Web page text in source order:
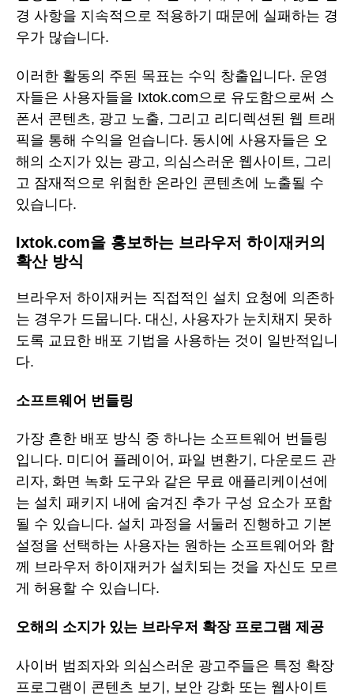
경 사항을 지속적으로 적용하기 때문에 실패하는 경
우가 많습니다.
이러한 활동의 주된 목표는 수익 창출입니다. 운영
자들은 사용자들을 Ixtok.com으로 유도함으로써 스
폰서 콘텐츠, 광고 노출, 그리고 리디렉션된 웹 트래
픽을 통해 수익을 얻습니다. 동시에 사용자들은 오
해의 소지가 있는 광고, 의심스러운 웹사이트, 그리
고 잠재적으로 위험한 온라인 콘텐츠에 노출될 수
있습니다.
Ixtok.com을 홍보하는 브라우저 하이재커의
확산 방식
브라우저 하이재커는 직접적인 설치 요청에 의존하
는 경우가 드뭅니다. 대신, 사용자가 눈치채지 못하
도록 교묘한 배포 기법을 사용하는 것이 일반적입니
다.
소프트웨어 번들링
가장 흔한 배포 방식 중 하나는 소프트웨어 번들링
입니다. 미디어 플레이어, 파일 변환기, 다운로드 관
리자, 화면 녹화 도구와 같은 무료 애플리케이션에
는 설치 패키지 내에 숨겨진 추가 구성 요소가 포함
될 수 있습니다. 설치 과정을 서둘러 진행하고 기본
설정을 선택하는 사용자는 원하는 소프트웨어와 함
께 브라우저 하이재커가 설치되는 것을 자신도 모르
게 허용할 수 있습니다.
오해의 소지가 있는 브라우저 확장 프로그램 제공
사이버 범죄자와 의심스러운 광고주들은 특정 확장
프로그램이 콘텐츠 보기, 보안 강화 또는 웹사이트